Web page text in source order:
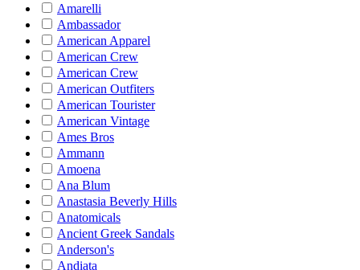
Amarelli
Ambassador
American Apparel
American Crew
American Crew
American Outfiters
American Tourister
American Vintage
Ames Bros
Ammann
Amoena
Ana Blum
Anastasia Beverly Hills
Anatomicals
Ancient Greek Sandals
Anderson's
Andiata